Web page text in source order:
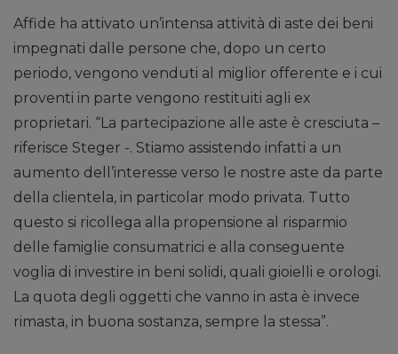
Affide ha attivato un’intensa attività di aste dei beni
impegnati dalle persone che, dopo un certo
periodo, vengono venduti al miglior offerente e i cui
proventi in parte vengono restituiti agli ex
proprietari. “La partecipazione alle aste è cresciuta –
riferisce Steger -. Stiamo assistendo infatti a un
aumento dell’interesse verso le nostre aste da parte
della clientela, in particolar modo privata. Tutto
questo si ricollega alla propensione al risparmio
delle famiglie consumatrici e alla conseguente
voglia di investire in beni solidi, quali gioielli e orologi.
La quota degli oggetti che vanno in asta è invece
rimasta, in buona sostanza, sempre la stessa”.